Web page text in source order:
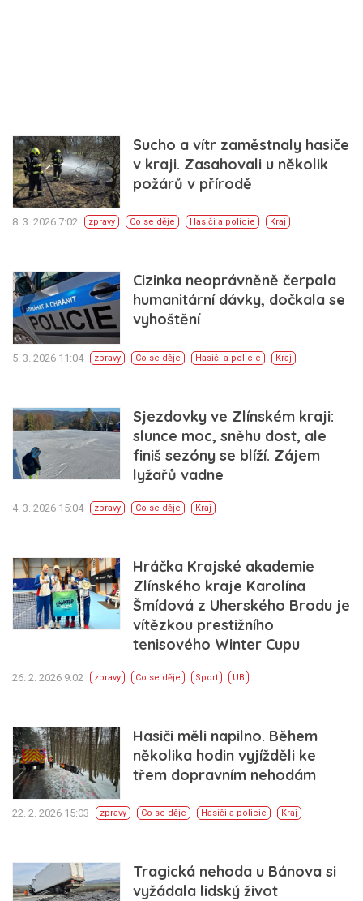
Sucho a vítr zaměstnaly hasiče
v kraji. Zasahovali u několik
požárů v přírodě
8. 3. 2026 7:02 zpravy Co se děje Hasiči a policie Kraj
Cizinka neoprávněně čerpala
humanitární dávky, dočkala se
vyhoštění
5. 3. 2026 11:04 zpravy Co se děje Hasiči a policie Kraj
Sjezdovky ve Zlínském kraji:
slunce moc, sněhu dost, ale
finiš sezóny se blíží. Zájem
lyžařů vadne
4. 3. 2026 15:04 zpravy Co se děje Kraj
Hráčka Krajské akademie
Zlínského kraje Karolína
Šmídová z Uherského Brodu je
vítězkou prestižního
tenisového Winter Cupu
26. 2. 2026 9:02 zpravy Co se děje Sport UB
Hasiči měli napilno. Během
několika hodin vyjížděli ke
třem dopravním nehodám
22. 2. 2026 15:03 zpravy Co se děje Hasiči a policie Kraj
Tragická nehoda u Bánova si
vyžádala lidský život